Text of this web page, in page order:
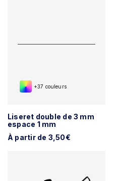
+37 couleurs
Liseret double de 3 mm
espace 1 mm
À partir de 3,50€